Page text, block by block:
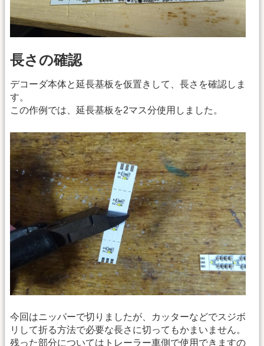
長さの確認
デコーダ本体と延長基板を仮置きして、長さを確認しま
す。
この作例では、延長基板を2マス分使用しました。
今回はニッパーで切りましたが、カッターなどでスジボ
リして折る方法で必要な長さに切ってもかまいません。
残った部分についてはトレーラー車側で使用できますの